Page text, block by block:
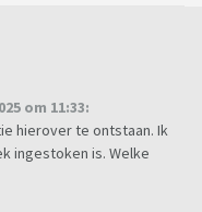
om 11:33:
hierover te ontstaan. Ik
ingestoken is. Welke